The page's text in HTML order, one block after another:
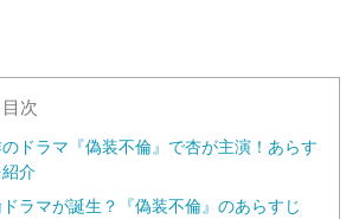
次
ドラマ『偽装不倫』で杏が主演！あらす
介
ラマが誕生？『偽装不倫』のあらすじ